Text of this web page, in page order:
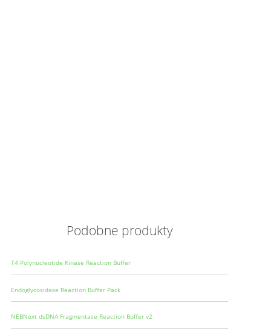
Podobne produkty
T4 Polynucleotide Kinase Reaction Buffer
Endoglycosidase Reaction Buffer Pack
NEBNext dsDNA Fragmentase Reaction Buffer v2